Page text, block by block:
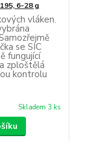
6-28 g
vláken.
se SIC
fungující
zploštělá
kontrolu
Skladem 3 ks